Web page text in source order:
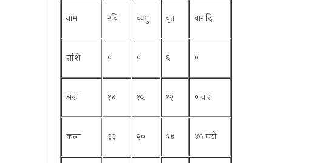
नाम रवि व्यगु वृत्त वारादि
राशि ० ० ६ ०
अंश १४ १५ १२ ० वार
कला ३३ २० ५४ ४५ घटी